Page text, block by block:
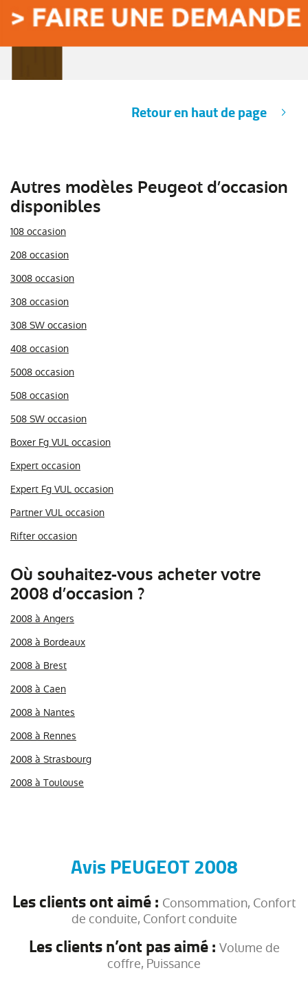
Retour en haut de page
Autres modèles Peugeot d’occasion
disponibles
108 occasion
208 occasion
3008 occasion
308 occasion
308 SW occasion
408 occasion
5008 occasion
508 occasion
508 SW occasion
Boxer Fg VUL occasion
Expert occasion
Expert Fg VUL occasion
Partner VUL occasion
Rifter occasion
Où souhaitez-vous acheter votre
2008 d’occasion ?
2008 à Angers
2008 à Bordeaux
2008 à Brest
2008 à Caen
2008 à Nantes
2008 à Rennes
2008 à Strasbourg
2008 à Toulouse
Avis PEUGEOT 2008
Les clients ont aimé : Consommation, Confort
de conduite, Confort conduite
Les clients n’ont pas aimé : Volume de
coffre, Puissance